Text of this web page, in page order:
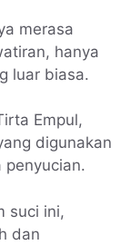
merasa
hanya
luar biasa.
Empul,
digunakan
penyucian.
suci ini,
dan